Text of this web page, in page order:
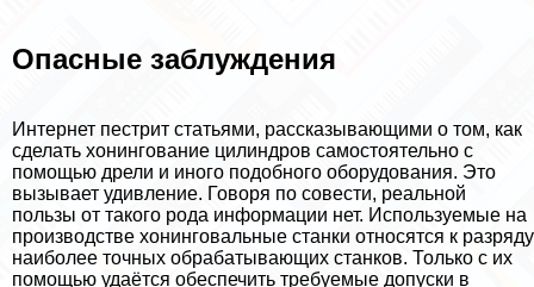
Опасные заблуждения
Интернет пестрит статьями, рассказывающими о том, как
сделать хонингование цилиндров самостоятельно с
помощью дрели и иного подобного оборудования. Это
вызывает удивление. Говоря по совести, реальной
пользы от такого рода информации нет. Используемые на
производстве хонинговальные станки относятся к разряду
наиболее точных обpaбатывающих станков. Только с их
помощью удаётся обеспечить требуемые допуски в